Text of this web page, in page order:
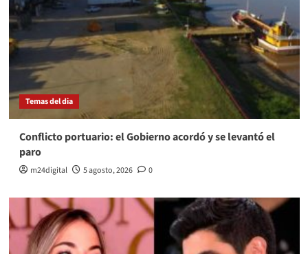
Temas del dia
Conflicto portuario: el Gobierno acordó y se levantó el
paro
m24digital 5 agosto, 2026 0